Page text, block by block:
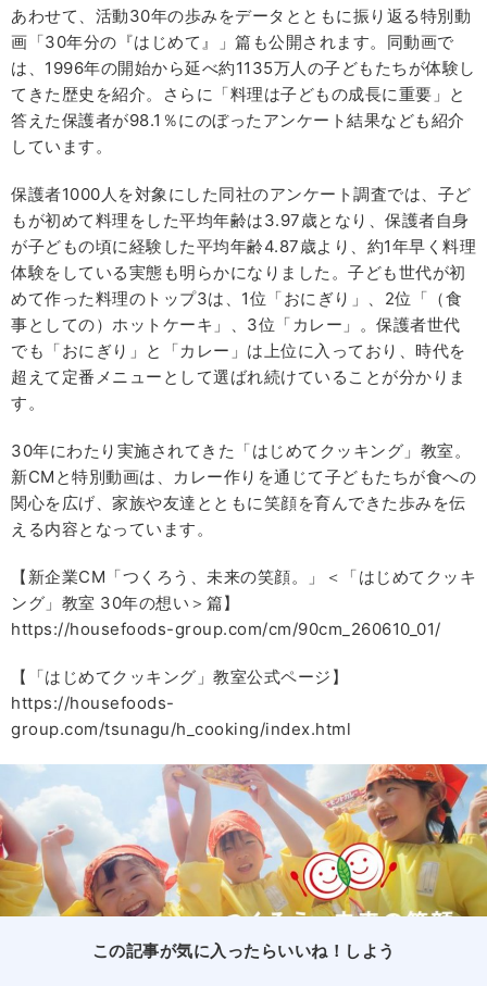
あわせて、活動30年の歩みをデータとともに振り返る特別動
画「30年分の『はじめて』」篇も公開されます。同動画で
は、1996年の開始から延べ約1135万人の子どもたちが体験し
てきた歴史を紹介。さらに「料理は子どもの成長に重要」と
答えた保護者が98.1％にのぼったアンケート結果なども紹介
しています。
保護者1000人を対象にした同社のアンケート調査では、子ど
もが初めて料理をした平均年齢は3.97歳となり、保護者自身
が子どもの頃に経験した平均年齢4.87歳より、約1年早く料理
体験をしている実態も明らかになりました。子ども世代が初
めて作った料理のトップ3は、1位「おにぎり」、2位「（食
事としての）ホットケーキ」、3位「カレー」。保護者世代
でも「おにぎり」と「カレー」は上位に入っており、時代を
超えて定番メニューとして選ばれ続けていることが分かりま
す。
30年にわたり実施されてきた「はじめてクッキング」教室。
新CMと特別動画は、カレー作りを通じて子どもたちが食への
関心を広げ、家族や友達とともに笑顔を育んできた歩みを伝
える内容となっています。
【新企業CM「つくろう、未来の笑顔。」＜「はじめてクッキ
ング」教室 30年の想い＞篇】
https://housefoods-group.com/cm/90cm_260610_01/
【「はじめてクッキング」教室公式ページ】
https://housefoods-
group.com/tsunagu/h_cooking/index.html
この記事が気に入ったらいいね！しよう